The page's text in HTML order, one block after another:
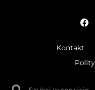
Kontakt